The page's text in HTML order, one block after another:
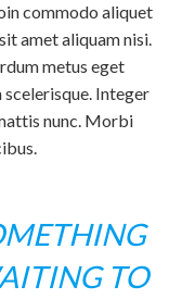
commodo aliquet
amet aliquam nisi.
metus eget
Integer
nunc. Morbi
TO